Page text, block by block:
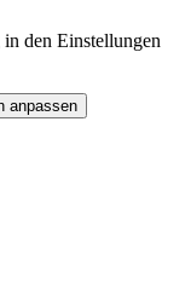
den Einstellungen
anpassen